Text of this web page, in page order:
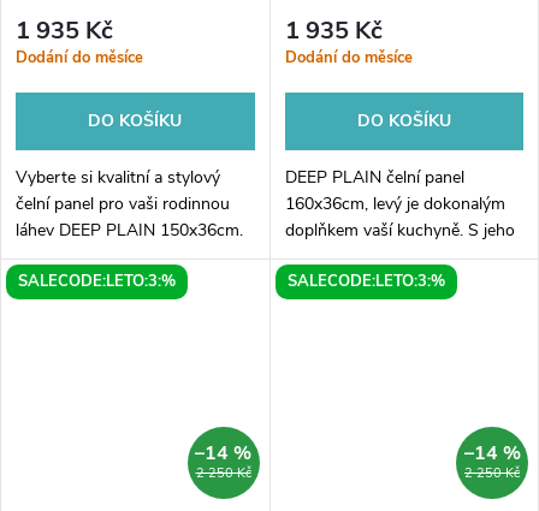
1 935 Kč
Dodání do měsíce
DO KOŠÍKU
Vyberte si kvalitní a stylový
čelní panel pro vaši rodinnou
láhev DEEP PLAIN 150x36cm.
Tento přesně zpracovaný pravý
panel je vyroben z kvalitního
1 935 Kč
Dodání do měsíce
DO KOŠÍKU
DEEP PLAIN čelní panel
160x36cm, levý je dokonalým
doplňkem vaší kuchyně. S jeho
jednoduchým a elegantním
designem dokáže zvýraznit
SALECODE:LETO:3:%
2 250 Kč
–14 %
SALECODE:LETO:3:%
2 250 Kč
–14 %